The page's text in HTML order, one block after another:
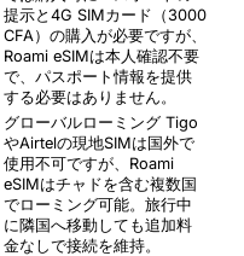
提示と4G SIMカード（3000
CFA）の購入が必要ですが、
Roami eSIMは本人確認不要
で、パスポート情報を提供
する必要はありません。
グローバルローミング Tigo
やAirtelの現地SIMは国外で
使用不可ですが、Roami
eSIMはチャドを含む複数国
でローミング可能。旅行中
に隣国へ移動しても追加料
金なしで接続を維持。